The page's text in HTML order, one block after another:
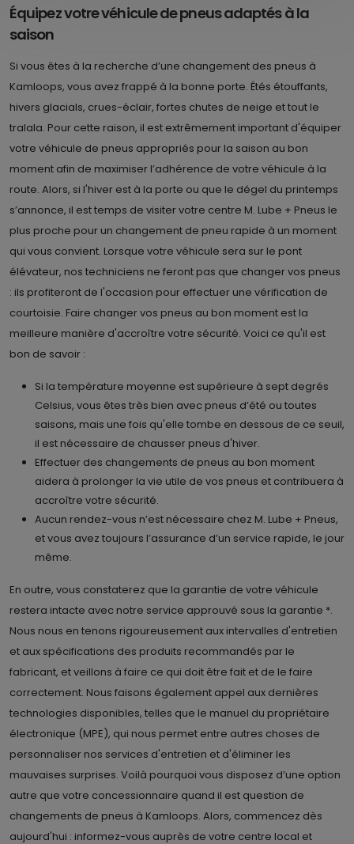
Équipez votre véhicule de pneus adaptés à la
saison
Si vous êtes à la recherche d’une changement des pneus à
Kamloops, vous avez frappé à la bonne porte. Étés étouffants,
hivers glacials, crues-éclair, fortes chutes de neige et tout le
tralala. Pour cette raison, il est extrêmement important d'équiper
votre véhicule de pneus appropriés pour la saison au bon
moment afin de maximiser l’adhérence de votre véhicule à la
route. Alors, si l'hiver est à la porte ou que le dégel du printemps
s’annonce, il est temps de visiter votre centre M. Lube + Pneus le
plus proche pour un changement de pneu rapide à un moment
qui vous convient. Lorsque votre véhicule sera sur le pont
élévateur, nos techniciens ne feront pas que changer vos pneus
: ils profiteront de l'occasion pour effectuer une vérification de
courtoisie. Faire changer vos pneus au bon moment est la
meilleure manière d'accroître votre sécurité. Voici ce qu'il est
bon de savoir :
Si la température moyenne est supérieure à sept degrés
Celsius, vous êtes très bien avec pneus d’été ou toutes
saisons, mais une fois qu'elle tombe en dessous de ce seuil,
il est nécessaire de chausser pneus d'hiver.
Effectuer des changements de pneus au bon moment
aidera à prolonger la vie utile de vos pneus et contribuera à
accroître votre sécurité.
Aucun rendez-vous n’est nécessaire chez M. Lube + Pneus,
et vous avez toujours l’assurance d’un service rapide, le jour
même.
En outre, vous constaterez que la garantie de votre véhicule
restera intacte avec notre service approuvé sous la garantie *.
Nous nous en tenons rigoureusement aux intervalles d'entretien
et aux spécifications des produits recommandés par le
fabricant, et veillons à faire ce qui doit être fait et de le faire
correctement. Nous faisons également appel aux dernières
technologies disponibles, telles que le manuel du propriétaire
électronique (MPE), qui nous permet entre autres choses de
personnaliser nos services d'entretien et d'éliminer les
mauvaises surprises. Voilà pourquoi vous disposez d’une option
autre que votre concessionnaire quand il est question de
changements de pneus à Kamloops. Alors, commencez dès
aujourd'hui : informez-vous auprès de votre centre local et